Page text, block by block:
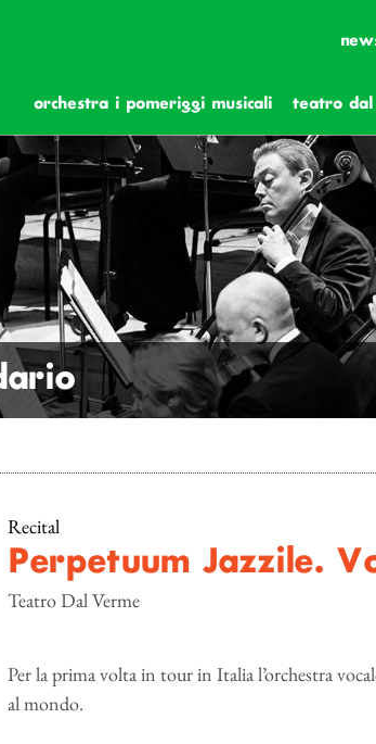
orchestra i pomeriggi musicali teatro
Recital
Perpetuum Jazzile.
Teatro Dal Verme
Per la prima volta in tour in Italia l’orchestra
al mondo.